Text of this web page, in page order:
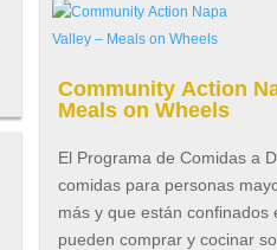
Community Action
Meals on Wheels
El Programa de Comidas a
comidas para personas
más y que están confinados
pueden comprar y cocinar